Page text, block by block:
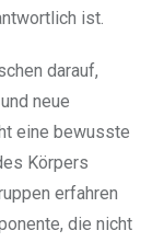
ist.
darauf,
neue
eine bewusste
Körpers
erfahren
die nicht